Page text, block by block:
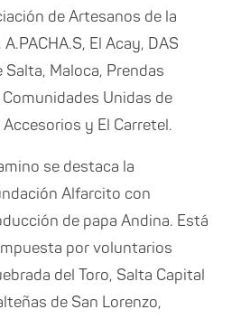
de Artesanos de la
El Acay, DAS
Maloca, Prendas
Unidas de
y El Carretel.
se destaca la
Alfarcito con
de papa Andina. Está
por voluntarios
del Toro, Salta Capital
de San Lorenzo,